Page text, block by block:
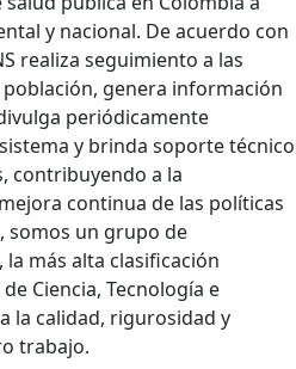
y nacional. De acuerdo con
realiza seguimiento a las
genera información
periódicamente
y brinda soporte técnico
contribuyendo a la
continua de las políticas
somos un grupo de
más alta clasificación
Ciencia, Tecnología e
la calidad, rigurosidad y
trabajo.